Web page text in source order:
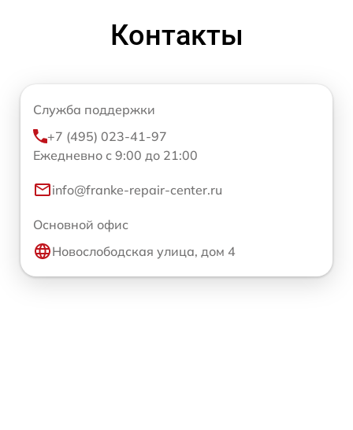
Контакты
Служба поддержки
+7 (495) 023-41-97
Ежедневно с 9:00 до 21:00
info@franke-repair-center.ru
Основной офис
Новослободская улица, дом 4